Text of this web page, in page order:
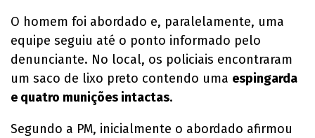
O homem foi abordado e, paralelamente, uma
equipe seguiu até o ponto informado pelo
denunciante. No local, os policiais encontraram
um saco de lixo preto contendo uma espingarda
e quatro munições intactas.
Segundo a PM, inicialmente o abordado afirmou